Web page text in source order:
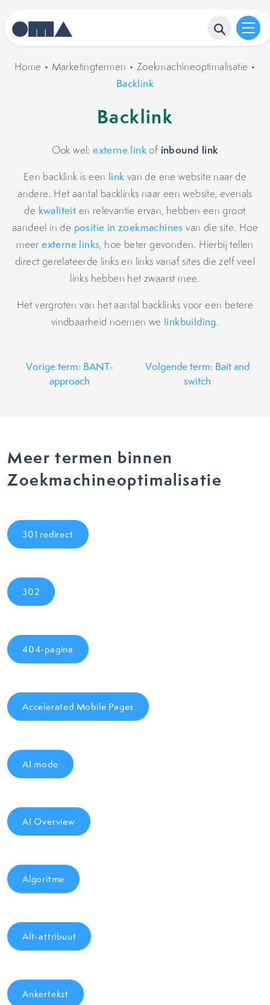
Home • Marketingtermen • Zoekmachineoptimalisatie •
Backlink
Backlink
Ook wel:externe linkof inbound link
Een backlink is een link van de ene website naar de
andere. Het aantal backlinks naar een website, evenals
de kwaliteit en relevantie ervan, hebben een groot
aandeel in de positie in zoekmachines van die site. Hoe
meerexterne links, hoe beter gevonden. Hierbij tellen
direct gerelateerde links en links vanaf sites die zelf veel
links hebben het zwaarst mee.
Het vergroten van het aantal backlinks voor een betere
vindbaarheid noemen we linkbuilding.
Vorige term: BANT-
approach
Volgende term: Bait and
switch
Meer termen binnen
Zoekmachineoptimalisatie
301 redirect
302
404-pagina
Accelerated Mobile Pages
AI mode
AI Overview
Algoritme
Alt-attribuut
Ankertekst